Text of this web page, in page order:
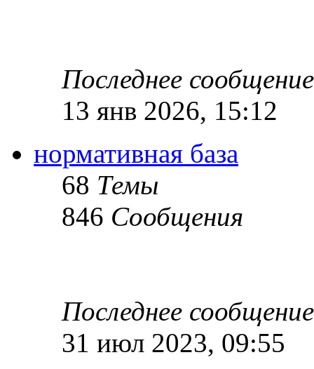
Последнее сообщение
13 янв 2026, 15:12
нормативная база
68 Темы
846 Сообщения
Последнее сообщение
31 июл 2023, 09:55